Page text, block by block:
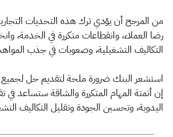
من المرجح أن يؤدي ترك هذه التحديات
رضا العملاء، وانقطاعات متكررة في الخدمة،
التكاليف التشغيلية، وصعوبات في جذب
استشعر البنك ضرورة ملحة لتقديم حل لجميع
إن أتمتة المهام المتكررة والشاقة ستساعد في
اليدوية، وتحسين الجودة وتقليل التكاليف